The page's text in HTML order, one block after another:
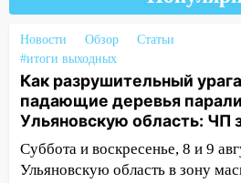
05:00 Боль,
дисков: как
незаметно разрушают
03:00 День скрытых
внезапных подарков
на 10 августа
Новости Обзор
Статьи
#итоги выходных
Как разрушительный
падающие деревья
Ульяновскую область: ЧП
Суббота и воскресенье, 8 и 9
Ульяновскую область в зону